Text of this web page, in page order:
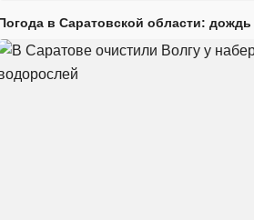
в Саратовской области: дождь